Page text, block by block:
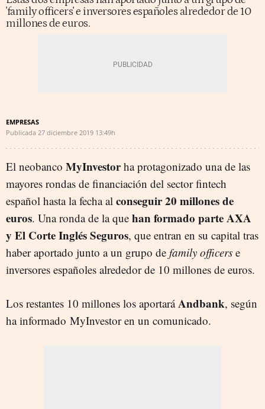
'family officers' e inversores españoles alrededor de 10
millones de euros.
EMPRESAS
Publicada 27 diciembre 2019 13:49h
El neobanco MyInvestorha protagonizado una de las
mayores rondas de financiación del sector fintech
español hasta la fecha al conseguir 20 millones de
euros. Una ronda de la que han formado parte AXA
y El Corte Inglés Seguros, que entran en su capital tras
haber aportado junto a un grupo de family officers e
inversores españoles alrededor de 10 millones de euros.
Los restantes 10 millones los aportaráAndbank, según
ha informado MyInvestor en un comunicado.